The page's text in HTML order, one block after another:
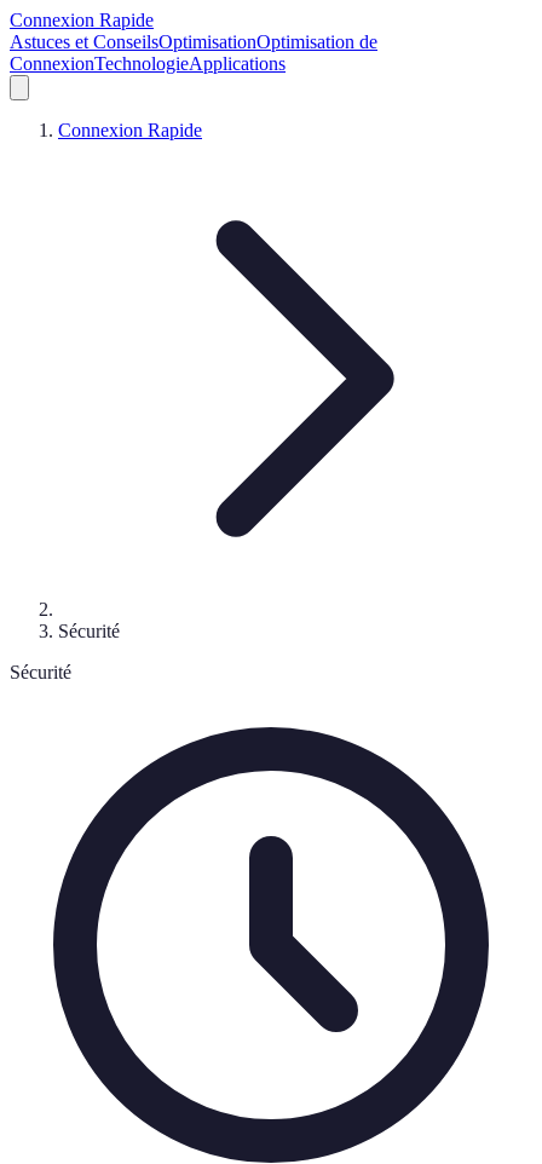
Connexion Rapide
Astuces et ConseilsOptimisationOptimisation de
ConnexionTechnologieApplications
Connexion Rapide
Sécurité
Sécurité